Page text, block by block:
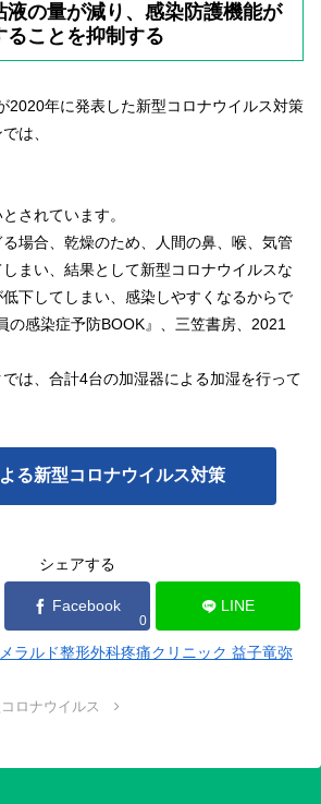
液の量が減り、感染防護機能が
ることを抑制する
2020年に発表した新型コロナウイルス対策
は、
されています。
場合、乾燥のため、人間の鼻、喉、気管
まい、結果として新型コロナウイルスな
下してしまい、感染しやすくなるからで
の感染症予防BOOK』、三笠書房、2021
は、合計4台の加湿器による加湿を行って
る新型コロナウイルス対策
シェアする
Facebook
0
LINE
ラルド整形外科疼痛クリニック 益子竜弥
ロナウイルス